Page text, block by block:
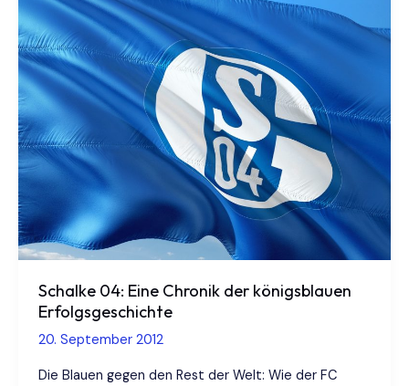
auf
Baufi24
Schalke 04: Eine Chronik der königsblauen
Erfolgsgeschichte
20. September 2012
Die Blauen gegen den Rest der Welt: Wie der FC